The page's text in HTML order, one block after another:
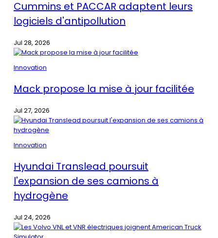
Cummins et PACCAR adaptent leurs
logiciels d'antipollution
Jul 28, 2026
Innovation
Mack propose la mise à jour facilitée
Jul 27, 2026
Innovation
Hyundai Translead poursuit
l'expansion de ses camions à
hydrogène
Jul 24, 2026